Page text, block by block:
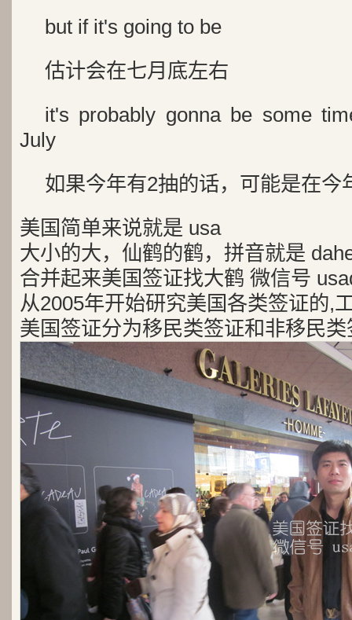
but if it's going to be
估计会在七月底左右
it's probably gonna be some
July
如果今年有2抽的话，可能是在今
美国简单来说就是 usa
大小的大，仙鹤的鹤，拼音就是
合并起来美国签证找大鹤 微信号
从2005年开始研究美国各类签证的,
美国签证分为移民类签证和非移民